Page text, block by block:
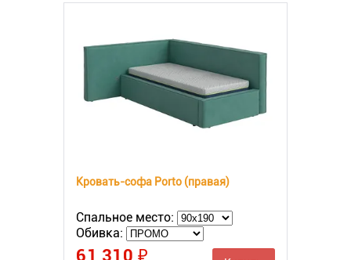
Кровать-софа Porto (правая)
Спальное место:
Обивка:
61 310 ₽